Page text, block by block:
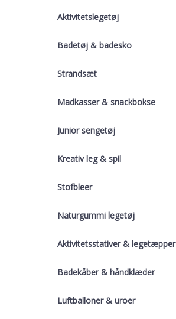
Aktivitetslegetøj
Badetøj & badesko
Strandsæt
Madkasser & snackbokse
Junior sengetøj
Kreativ leg & spil
Stofbleer
Naturgummi legetøj
Aktivitetsstativer & legetæpper
Badekåber & håndklæder
Luftballoner & uroer